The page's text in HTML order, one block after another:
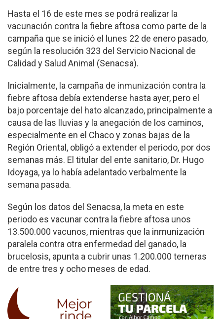
Hasta el 16 de este mes se podrá realizar la
vacunación contra la fiebre aftosa como parte de la
campaña que se inició el lunes 22 de enero pasado,
según la resolución 323 del Servicio Nacional de
Calidad y Salud Animal (Senacsa).
Inicialmente, la campaña de inmunización contra la
fiebre aftosa debía extenderse hasta ayer, pero el
bajo porcentaje del hato alcanzado, principalmente a
causa de las lluvias y la anegación de los caminos,
especialmente en el Chaco y zonas bajas de la
Región Oriental, obligó a extender el periodo, por dos
semanas más. El titular del ente sanitario, Dr. Hugo
Idoyaga, ya lo había adelantado verbalmente la
semana pasada.
Según los datos del Senacsa, la meta en este
periodo es vacunar contra la fiebre aftosa unos
13.500.000 vacunos, mientras que la inmunización
paralela contra otra enfermedad del ganado, la
brucelosis, apunta a cubrir unas 1.200.000 terneras
de entre tres y ocho meses de edad.